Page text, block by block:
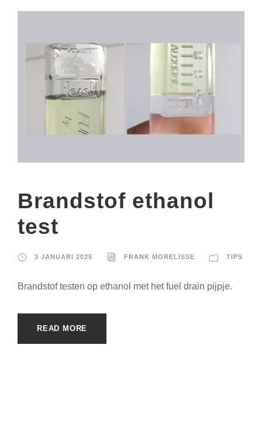
Brandstof ethanol
test
3 JANUARI 2025 FRANK MORELISSE TIPS
Brandstof testen op ethanol met het fuel drain pijpje.
READ MORE